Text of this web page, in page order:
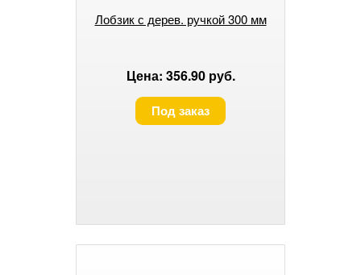
Лобзик с дерев. ручкой 300 мм
Цена: 356.90 руб.
Под заказ